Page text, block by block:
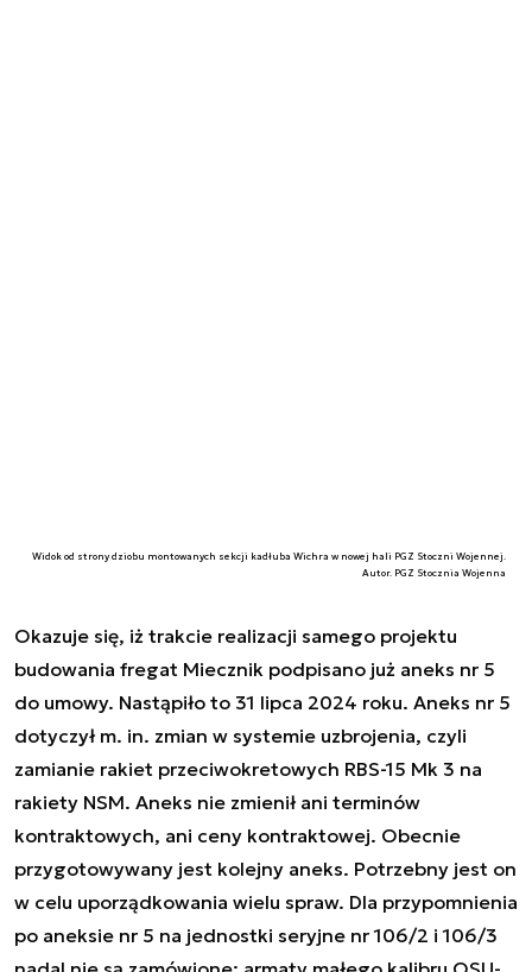
Widok od strony dziobu montowanych sekcji kadłuba Wichra w nowej hali PGZ Stoczni Wojennej.
Autor. PGZ Stocznia Wojenna
Okazuje się, iż trakcie realizacji samego projektu
budowania fregat Miecznik podpisano już aneks nr 5
do umowy. Nastąpiło to 31 lipca 2024 roku. Aneks nr 5
dotyczył m. in. zmian w systemie uzbrojenia, czyli
zamianie rakiet przeciwokretowych RBS-15 Mk 3 na
rakiety NSM. Aneks nie zmienił ani terminów
kontraktowych, ani ceny kontraktowej. Obecnie
przygotowywany jest kolejny aneks. Potrzebny jest on
w celu uporządkowania wielu spraw. Dla przypomnienia
po aneksie nr 5 na jednostki seryjne nr 106/2 i 106/3